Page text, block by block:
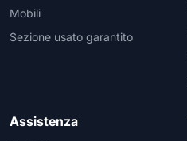
Mobili
Sezione usato garantito
Assistenza